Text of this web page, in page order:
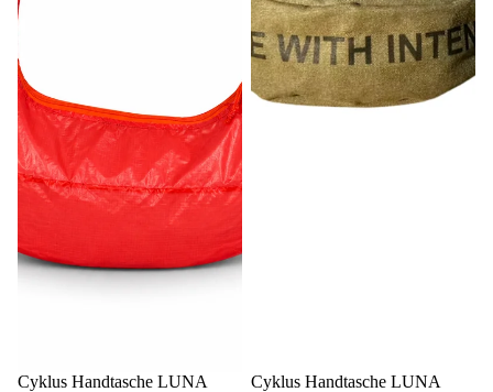
Cyklus Handtasche LUNA Cyklus Handtasche LUNA